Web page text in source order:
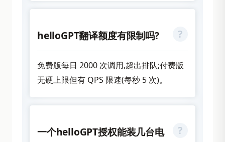
helloGPT翻译额度有限制吗?
免费版每日 2000 次调用,超出排队;付费版
无硬上限但有 QPS 限速(每秒 5 次)。
一个helloGPT授权能装几台电